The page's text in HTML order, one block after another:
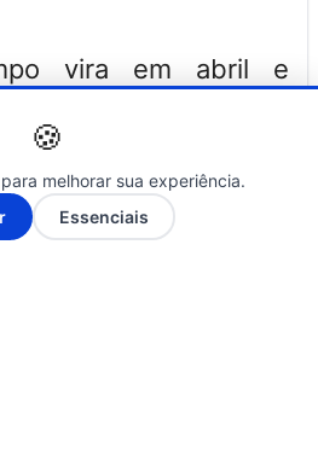
vira em abril e
clima em Porto
A+
🍪
melhorar sua experiência.
Essenciais